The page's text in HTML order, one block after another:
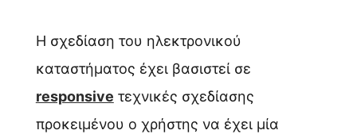
Η σχεδίαση του ηλεκτρονικού
καταστήματος έχει βασιστεί σε
responsive τεχνικές σχεδίασης
προκειμένου ο χρήστης να έχει μία